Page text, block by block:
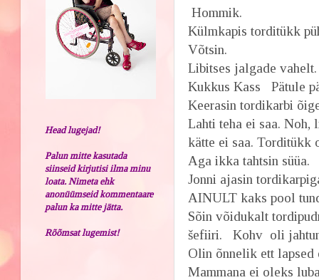
Hommik.
Külmkapis torditükk
Võtsin.
Libitses jalgade
Kukkus Kass
Pätule
Keerasin tordikarbi
Lahti teha ei saa.
kätte ei saa. Torditükk
Aga ikka tahtsin süüa.
Jonni ajasin
AINULT kaks pool
Sõin võidukalt
šefiiri. Kohv oli
Olin õnnelik ett lapsed
Mammana ei oleks
Head lugejad!
Palun mitte kasutada
siinseid kirjutisi ilma minu
loata. Nimeta ehk
anonüümseid kommentaare
palun ka mitte jätta.
Rõõmsat lugemist!